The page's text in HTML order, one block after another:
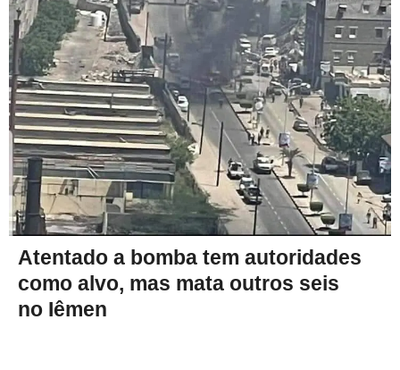
Atentado a bomba tem autoridades
como alvo, mas mata outros seis
no Iêmen